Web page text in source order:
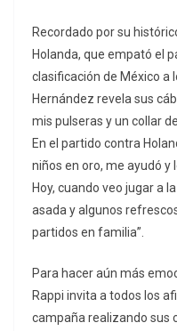
Recordado por su
Holanda, que empató el
clasificación de México a
Hernández revela sus
mis pulseras y un collar
En el partido contra
niños en oro, me ayudó y
Hoy, cuando veo jugar a
asada y algunos
partidos en familia”.
Para hacer aún más
Rappi invita a todos los
campaña realizando sus